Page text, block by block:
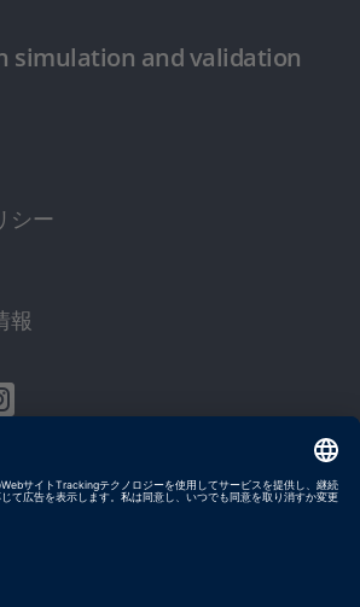
simulation and validation
シー
報